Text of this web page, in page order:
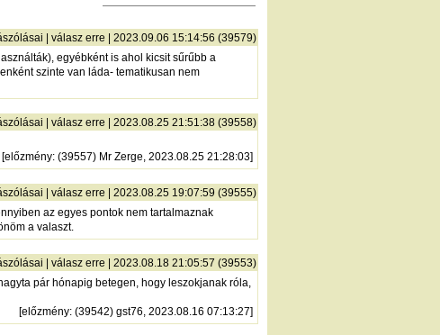
| válasz erre | 2023.09.06 15:14:56 (39579)
egyébként is ahol kicsit sűrűbb a
szinte van láda- tematikusan nem
| válasz erre | 2023.08.25 21:51:38 (39558)
[előzmény: (39557) Mr Zerge, 2023.08.25 21:28:03]
| válasz erre | 2023.08.25 19:07:59 (39555)
az egyes pontok nem tartalmaznak
a valaszt.
| válasz erre | 2023.08.18 21:05:57 (39553)
pár hónapig betegen, hogy leszokjanak róla,
[előzmény: (39542) gst76, 2023.08.16 07:13:27]